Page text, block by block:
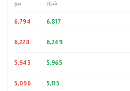
شراء بيع
6,817
6,794
6,249
6,228
5,965
5,945
5,113
5,096